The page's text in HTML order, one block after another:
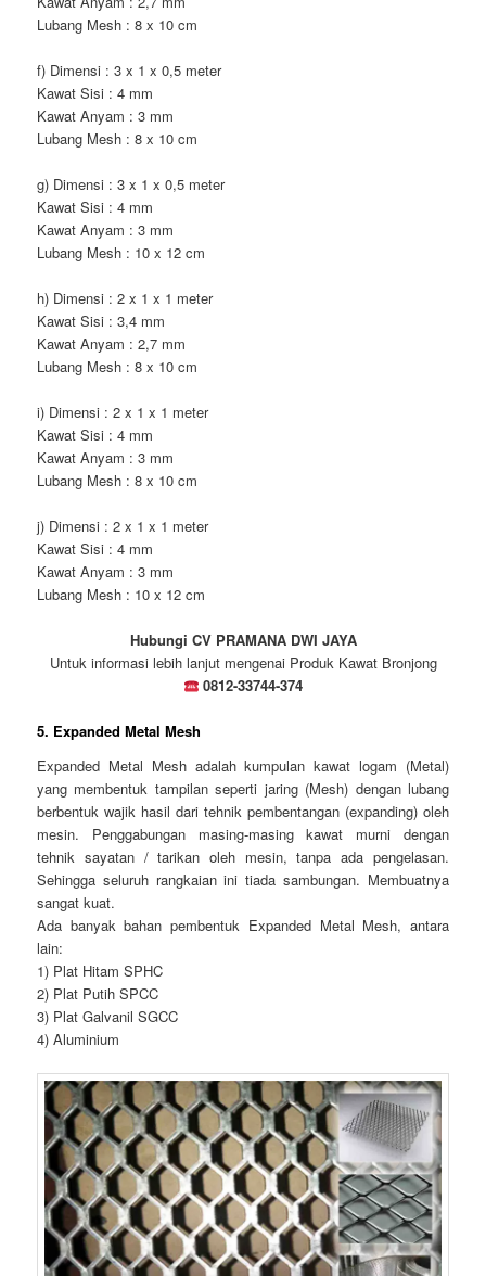
Lubang Mesh : 8 x 10 cm
f) Dimensi : 3 x 1 x 0,5 meter
Kawat Sisi : 4 mm
Kawat Anyam : 3 mm
Lubang Mesh : 8 x 10 cm
g) Dimensi : 3 x 1 x 0,5 meter
Kawat Sisi : 4 mm
Kawat Anyam : 3 mm
Lubang Mesh : 10 x 12 cm
h) Dimensi : 2 x 1 x 1 meter
Kawat Sisi : 3,4 mm
Kawat Anyam : 2,7 mm
Lubang Mesh : 8 x 10 cm
i) Dimensi : 2 x 1 x 1 meter
Kawat Sisi : 4 mm
Kawat Anyam : 3 mm
Lubang Mesh : 8 x 10 cm
j) Dimensi : 2 x 1 x 1 meter
Kawat Sisi : 4 mm
Kawat Anyam : 3 mm
Lubang Mesh : 10 x 12 cm
Hubungi CV PRAMANA DWI JAYA
Untuk informasi lebih lanjut mengenai Produk Kawat Bronjong
0812-33744-374
5. Expanded Metal Mesh
Expanded Metal Mesh adalah kumpulan kawat logam (Metal)
yang membentuk tampilan seperti jaring (Mesh) dengan lubang
berbentuk wajik hasil dari tehnik pembentangan (expanding) oleh
mesin. Penggabungan masing-masing kawat murni dengan
tehnik sayatan / tarikan oleh mesin, tanpa ada pengelasan.
Sehingga seluruh rangkaian ini tiada sambungan. Membuatnya
sangat kuat.
Ada banyak bahan pembentuk Expanded Metal Mesh, antara
lain:
1) Plat Hitam SPHC
2) Plat Putih SPCC
3) Plat Galvanil SGCC
4) Aluminium